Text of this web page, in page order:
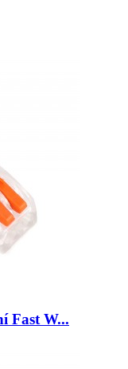
Fast W...